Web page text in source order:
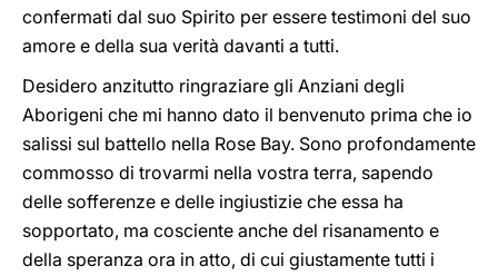
confermati dal suo Spirito per essere testimoni del suo
amore e della sua verità davanti a tutti.
Desidero anzitutto ringraziare gli Anziani degli
Aborigeni che mi hanno dato il benvenuto prima che io
salissi sul battello nella Rose Bay. Sono profondamente
commosso di trovarmi nella vostra terra, sapendo
delle sofferenze e delle ingiustizie che essa ha
sopportato, ma cosciente anche del risanamento e
della speranza ora in atto, di cui giustamente tutti i